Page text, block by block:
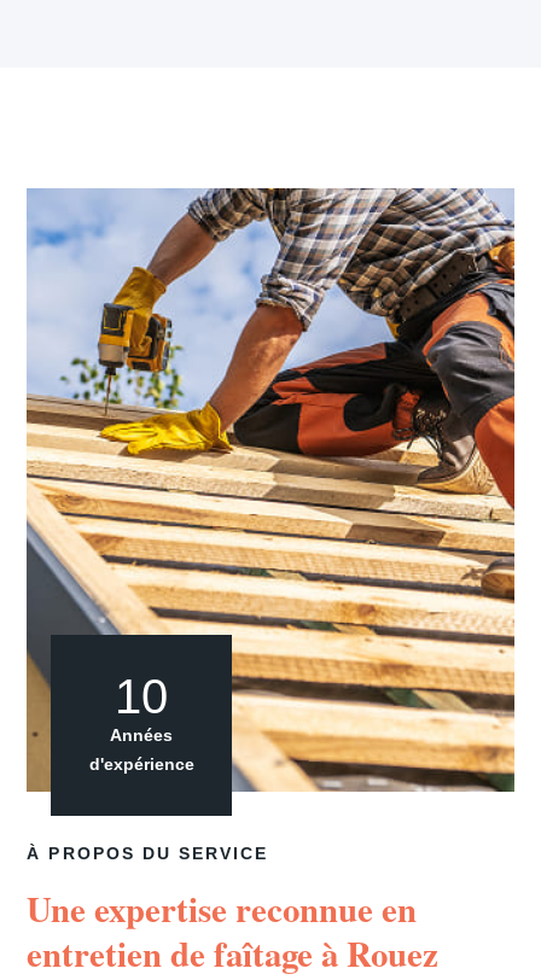
À PROPOS DU SERVICE
Une expertise reconnue en
entretien de faîtage à Rouez
10
Années
d'expérience